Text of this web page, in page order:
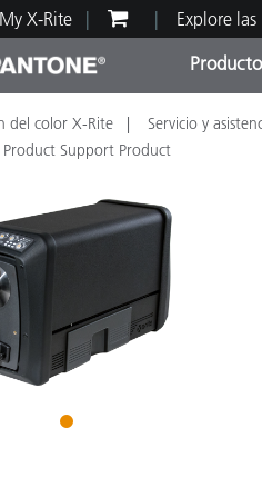
My X-Rite Explore
del color X-Rite Servicio y
Support Product
1